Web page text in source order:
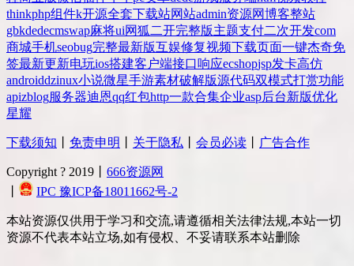
thinkphp组件k开源全套下载站网站admin资源网博客整站
gbkdedecmswap麻将ui网狐 二开完整版主题支付二次开发com
商城手机seobug完整最新版互娱修复视频下载页面一键杰奇免
签最新更新电玩ios搭建客户端接口响应ecshopjsp发卡高仿
androiddzinux小说微星手游素材破解版源代码双模式打赏功能
apizblog服务器迪恩qq红包http一款合集企业asp后台新版优化
星耀
下载须知 免责申明 关于隐私 会员必读 广告合作
Copyright ? 2019丨 666资源网
IPC 豫ICP备18011662号-2
本站资源仅供用于学习和交流,请遵循相关法律法规,本站一切
资源不代表本站立场,如有侵权、不妥请联系本站删除